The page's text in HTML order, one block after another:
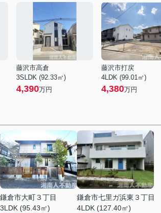
藤沢市高倉
3SLDK (92.33㎡)
4,390万円
藤沢市打戻
4LDK (99.01㎡)
4,380万円
鎌倉市大町３丁目
3LDK (95.43㎡)
鎌倉市七里ガ浜東３丁目
4LDK (127.40㎡)